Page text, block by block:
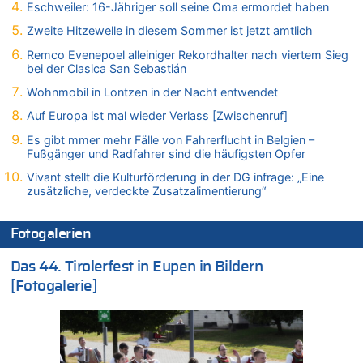
Zweite Hitzewelle in diesem Sommer ist jetzt amtlich
06.08.2026 - 16:10 von Dax zu
Wasserstand des Rheins in NRW so niedrig wie noch nie
06.08.2026 - 15:51 von SuperBoy zu
Eschweiler: 16-Jähriger soll seine Oma ermordet haben
06.08.2026 - 15:42 von PvD zu
Mehrere Menschen in Londons City niedergestochen
06.08.2026 - 15:42 von Dax zu
Zweite Hitzewelle in diesem Sommer ist jetzt amtlich
Zweite Hitzewelle in diesem Sommer ist jetzt amtlich
Zweite Hitzewelle in diesem Sommer ist jetzt amtlich
06.08.2026 - 14:51 von Ostbelgien Direkt zu
Zurück an den Rhein: Hendrich wechselt zum 1. FC Köln
06.08.2026 - 14:46 von Hugo Egon Bernhard von Sinnen zu
Frau hörte Stimmen aus Haus des verstorbenen Nachbarn
Eschweiler: 16-Jähriger soll seine Oma ermordet haben
Zweite Hitzewelle in diesem Sommer ist jetzt amtlich
Remco Evenepoel alleiniger Rekordhalter nach viertem Sieg
bei der Clasica San Sebastián
Wohnmobil in Lontzen in der Nacht entwendet
Auf Europa ist mal wieder Verlass [Zwischenruf]
Es gibt mmer mehr Fälle von Fahrerflucht in Belgien –
Fußgänger und Radfahrer sind die häufigsten Opfer
Vivant stellt die Kulturförderung in der DG infrage: „Eine
zusätzliche, verdeckte Zusatzalimentierung“
Fotogalerien
Das 44. Tirolerfest in Eupen in Bildern
[Fotogalerie]